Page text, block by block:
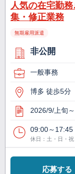
人気の在宅勤
集・修正業務
無期雇用派遣
非公開
一般事務
博多 徒歩5分
2026/9/上旬
09:00～17:45
休日：土・日・祝
応募する